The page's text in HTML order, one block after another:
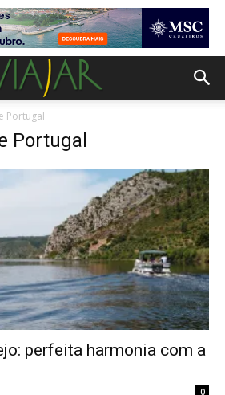
Portugal
Portugal
perfeita harmonia com a
0